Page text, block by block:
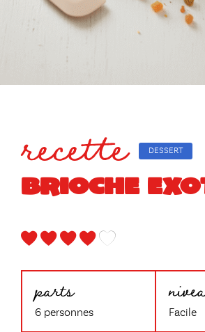
recette DESSERT
BRIOCHE
parts
6 personnes Facile